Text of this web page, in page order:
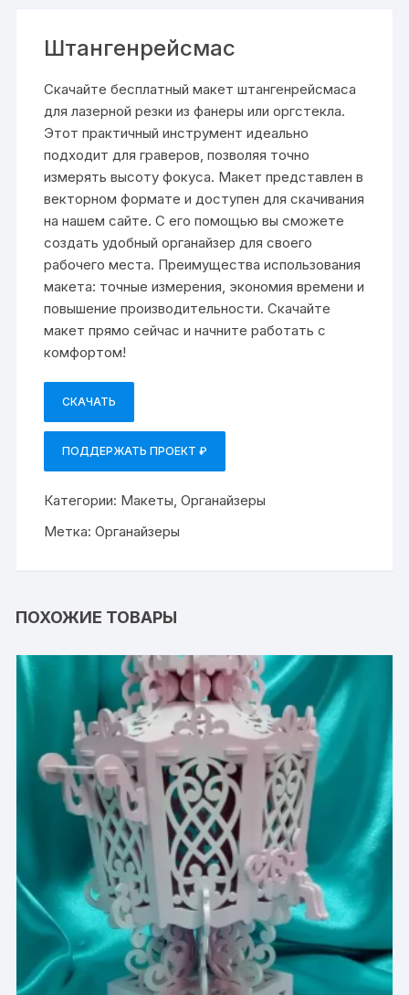
Штангенрейсмас
Скачайте бесплатный макет штангенрейсмаса
для лазерной резки из фанеры или оргстекла.
Этот практичный инструмент идеально
подходит для граверов, позволяя точно
измерять высоту фокуса. Макет представлен в
векторном формате и доступен для скачивания
на нашем сайте. С его помощью вы сможете
создать удобный органайзер для своего
рабочего места. Преимущества использования
макета: точные измерения, экономия времени и
повышение производительности. Скачайте
макет прямо сейчас и начните работать с
комфортом!
СКАЧАТЬ
ПОДДЕРЖАТЬ ПРОЕКТ ₽
Категории: Макеты ,Органайзеры
Метка:Органайзеры
ПОХОЖИЕ ТОВАРЫ